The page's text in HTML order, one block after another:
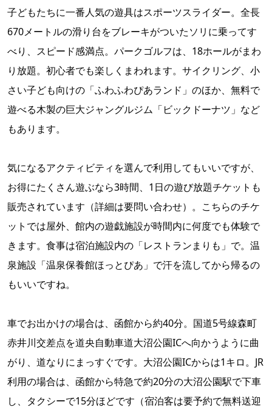
子どもたちに一番人気の遊具はスポーツスライダー。全長
670メートルの滑り台をブレーキがついたソリに乗ってす
べり、スピード感満点。パークゴルフは、18ホールがまわ
り放題。初心者でも楽しくまわれます。サイクリング、小
さい子ども向けの「ふわふわぴあランド」のほか、無料で
遊べる木製の巨大ジャングルジム「ビックドーナツ」など
もあります。
気になるアクティビティを選んで利用してもいいですが、
お得にたくさん遊ぶなら3時間、1日の遊び放題チケットも
販売されています（詳細は要問い合わせ）。こちらのチケ
ットでは屋外、館内の遊戯施設が時間内に何度でも体験で
きます。食事は宿泊施設内の「レストランまりも」で。温
泉施設「温泉保養館ほっとぴあ」で汗を流してから帰るの
もいいですね。
車でお出かけの場合は、函館から約40分。国道5号線森町
赤井川交差点を道央自動車道大沼公園ICへ向かうように曲
がり、道なりにまっすぐです。大沼公園ICからは1キロ。JR
利用の場合は、函館から特急で約20分の大沼公園駅で下車
し、タクシーで15分ほどです（宿泊客は要予約で無料送迎